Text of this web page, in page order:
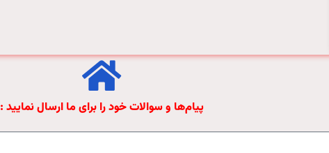
پیام‌ها و سوالات خود را برای ما ارسال نمایید :